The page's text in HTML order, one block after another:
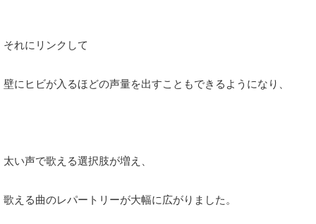
それにリンクして
壁にヒビが入るほどの声量を出すこともできるようになり、
太い声で歌える選択肢が増え、
歌える曲のレパートリーが大幅に広がりました。